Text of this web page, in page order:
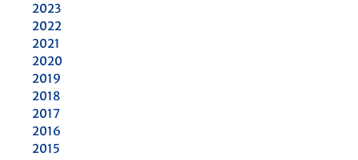
2023
2022
2021
2020
2019
2018
2017
2016
2015